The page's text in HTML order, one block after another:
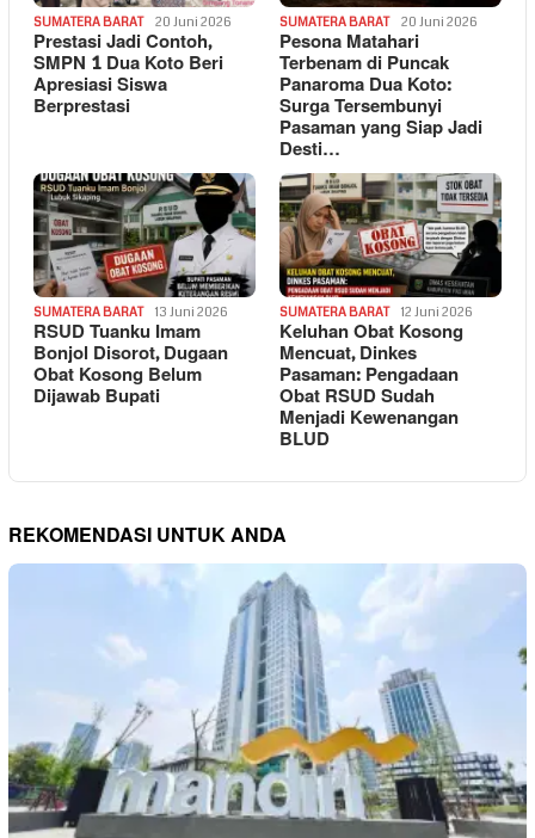
SUMATERA BARAT 20 Juni 2026
Prestasi Jadi Contoh,
SMPN 1 Dua Koto Beri
Apresiasi Siswa
Berprestasi
SUMATERA BARAT 20 Juni 2026
Pesona Matahari
Terbenam di Puncak
Panaroma Dua Koto:
Surga Tersembunyi
Pasaman yang Siap Jadi
Desti…
SUMATERA BARAT 13 Juni 2026
RSUD Tuanku Imam
Bonjol Disorot, Dugaan
Obat Kosong Belum
Dijawab Bupati
SUMATERA BARAT 12 Juni 2026
Keluhan Obat Kosong
Mencuat, Dinkes
Pasaman: Pengadaan
Obat RSUD Sudah
Menjadi Kewenangan
BLUD
REKOMENDASI UNTUK ANDA